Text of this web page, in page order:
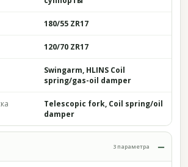
180/55 ZR17
120/70 ZR17
Swingarm, HLINS Coil
spring/gas-oil damper
Telescopic fork, Coil spring/oil
damper
3 параметра